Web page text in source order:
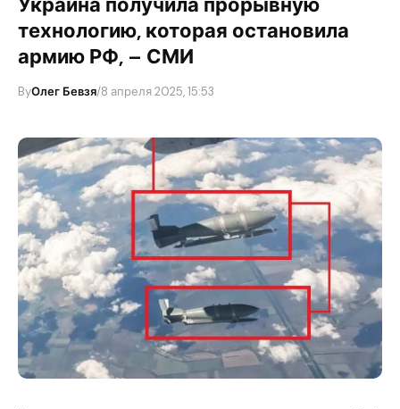
технологию, которая остановила
армию РФ, – СМИ
ByОлег Бевзя/8 апреля 2025, 15:53